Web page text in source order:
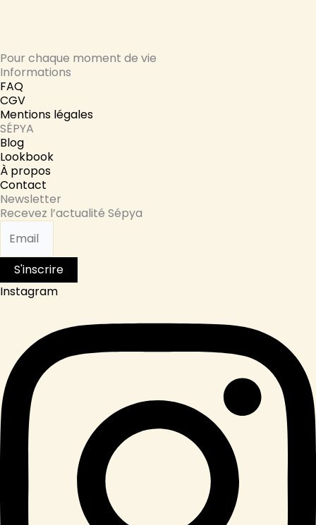
Pour chaque moment de vie
Informations
FAQ
CGV
Mentions légales
SÉPYA
Blog
Lookbook
À propos
Contact
Newsletter
Recevez l’actualité Sépya
S'inscrire
Instagram